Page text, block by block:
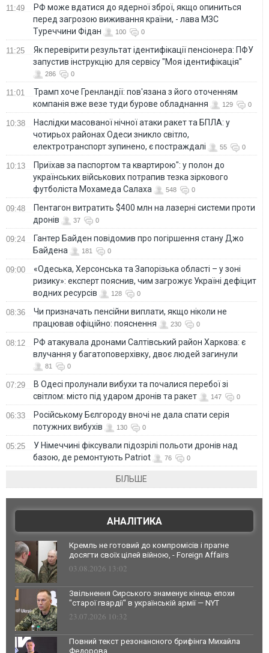
11:49
РФ може вдатися до ядерної зброї, якщо опиниться
перед загрозою виживання країни, - лава МЗС
Туреччини Фідан
100 0
11:25
Як перевірити результат ідентифікації пенсіонера: ПФУ
запустив інструкцію для сервісу "Моя ідентифікація"
286 0
11:01
Трамп хоче Гренландії: пов'язана з його оточенням
компанія вже везе туди бурове обладнання
129 0
10:38
Наслідки масованої нічної атаки ракет та БПЛА: у
чотирьох районах Одеси зникло світло,
електротранспорт зупинено, є постраждалі
55 0
10:13
Приїхав за паспортом та квартирою": у полон до
українських військових потрапив тезка зіркового
футболіста Мохамеда Салаха
548 0
09:48
Пентагон витратить $400 млн на лазерні системи проти
дронів
37 0
09:24
Гантер Байден повідомив про погіршення стану Джо
Байдена
181 0
09:00
«Одеська, Херсонська та Запорізька області – у зоні
ризику»: експерт пояснив, чим загрожує Україні дефіцит
водних ресурсів
128 0
08:36
Чи призначать пенсійни виплати, якщо ніколи не
працював офіційно: пояснення
230 0
08:12
РФ атакувала дронами Салтівський район Харкова: є
влучання у багатоповерхівку, двоє людей загинули
81 0
07:29
В Одесі пролунали вибухи та почалися перебої зі
світлом: місто під ударом дронів та ракет
147 0
06:33
Російському Бєлгороду вночі не дала спати серія
потужних вибухів
130 0
05:25
У Німеччині фіксували підозрілі польоти дронів над
базою, де ремонтують Patriot
76 0
БІЛЬШЕ
АНАЛІТИКА
Кремль не готовий до компромісів і прагне
досягти своїх цілей війною, - Foreign Affairs
03.08.2026 13:02
Звільнення Сирського знаменує кінець епохи
"старої гвардії" в українській армії — NYT
23.07.2026 10:32
Повний текст резонансного брифінга Михайла
Федорова